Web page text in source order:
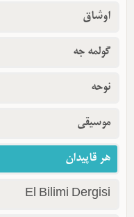
اوشاق
گولمه جه
نوحه
موسیقی
هر قاپیدان
El Bilimi Dergisi